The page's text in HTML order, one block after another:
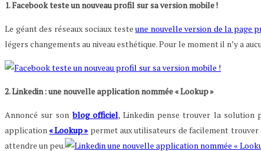
1. Facebook teste un nouveau profil sur sa version mobile!
Le géant des réseaux sociaux testeune nouvelle version de la page
légers changements au niveau esthétique. Pour le moment il n’y a
2. Linkedin: une nouvelle application nommée «Lookup»
Annoncé sur sonblog officiel, Linkedin pense trouver la solution
application« Lookup » permet aux utilisateurs de facilement
attendre un peu.